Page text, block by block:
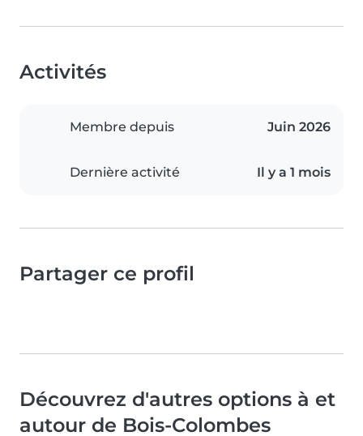
Activités
Membre depuis Juin 2026
Dernière activité Il y a 1 mois
Partager ce profil
Découvrez d'autres options à et
autour de Bois-Colombes